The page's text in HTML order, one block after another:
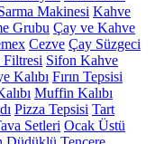
Makinesi Kahve
Grubu Çay ve Kahve
Cezve Çay Süzgeci
Sifon Kahve
Kalıbı Fırın Tepsisi
Muffin Kalıbı
Pizza Tepsisi Tart
Setleri Ocak Üstü